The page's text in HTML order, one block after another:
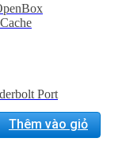
Port
chống sốc và dán
Thêm vào giỏ